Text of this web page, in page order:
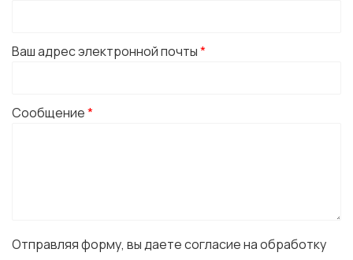
Ваш адрес электронной почты*
Сообщение*
Отправляя форму, вы даете согласие на обработку